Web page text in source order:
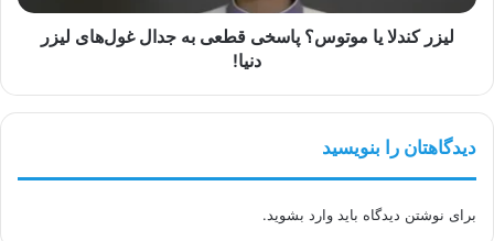
غول‌های
لیزر کندلا یا موتوس؟ پاسخی قطعی به جدال غول‌های لیزر
دنیا!
دیدگاهتان را بنویسید
برای نوشتن دیدگاه باید وارد بشوید.